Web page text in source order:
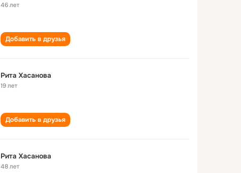
46 лет
Добавить в друзья
Рита Хасанова
19 лет
Добавить в друзья
Рита Хасанова
48 лет